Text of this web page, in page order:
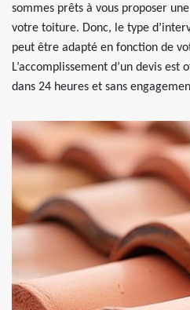
sommes prêts à vous proposer
votre toiture. Donc, le type
peut être adapté en fonction de
L’accomplissement d’un devis
dans 24 heures et sans